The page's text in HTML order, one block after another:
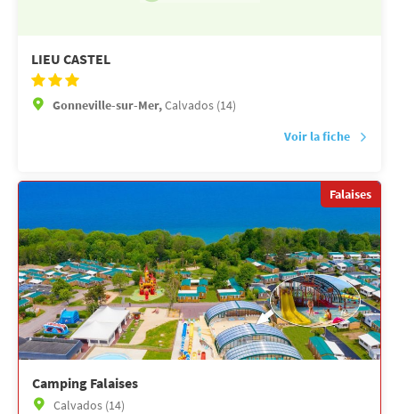
LIEU CASTEL
Gonneville-sur-Mer,Calvados (14)
Voir la fiche
Falaises
Camping Falaises
Calvados (14)